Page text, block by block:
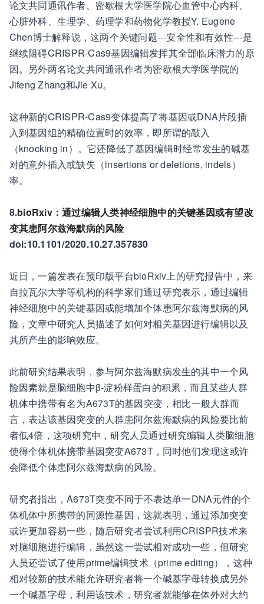
论文共同通讯作者、密歇根大学医学院心血管中心内科、
心脏外科、生理学、药理学和药物化学教授Y. Eugene
Chen博士解释说，这两个关键问题---安全性和有效性---是
继续阻碍CRISPR-Cas9基因编辑发挥其全部临床潜力的原
因。另外两名论文共同通讯作者为密歇根大学医学院的
Jifeng Zhang和Jie Xu。
这种新的CRISPR-Cas9变体提高了将基因或DNA片段插
入到基因组的精确位置时的效率，即所谓的敲入
（knocking in）。它还降低了基因编辑时经常发生的碱基
对的意外插入或缺失（insertions or deletions, indels）
率。
8.bioRxiv：通过编辑人类神经细胞中的关键基因或有望改
变其患阿尔兹海默病的风险
doi:10.1101/2020.10.27.357830
近日，一篇发表在预印版平台bioRxiv上的研究报告中，来
自拉瓦尔大学等机构的科学家们通过研究表示，通过编辑
神经细胞中的关键基因或能增加个体患阿尔兹海默病的风
险，文章中研究人员描述了如何对相关基因进行编辑以及
其所产生的影响效应。
此前研究结果表明，参与阿尔兹海默病发生的其中一个风
险因素就是脑细胞中β-淀粉样蛋白的积累，而且某些人群
机体中携带有名为A673T的基因突变，相比一般人群而
言，表达该基因突变的人群患阿尔兹海默病的风险要比前
者低4倍，这项研究中，研究人员通过研究编辑人类脑细胞
使得个体机体携带基因突变A673T，同时他们发现这或许
会降低个体患阿尔兹海默病的风险。
研究者指出，A673T突变不同于不表达单一DNA元件的个
体机体中所携带的同源性基因，这就表明，通过添加突变
或许更加容易一些，随后研究者尝试利用CRISPR技术来
对脑细胞进行编辑，虽然这一尝试相对成功一些，但研究
人员还尝试了使用prime编辑技术（prime editing），这种
相对较新的技术能允许研究者将一个碱基字母转换成另外
一个碱基字母，利用该技术，研究者就能够在体外对大约